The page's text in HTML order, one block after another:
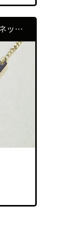
PT900 プラチナ 3Pダイア ネックレストップ レディース